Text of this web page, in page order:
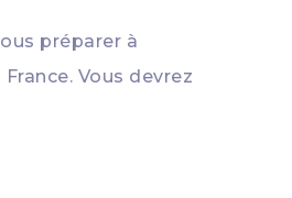
préparer à
Vous devrez